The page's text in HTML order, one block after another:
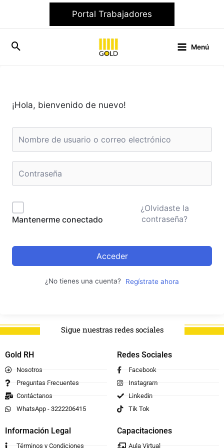
contenido
Portal Trabajadores
Menú
¡Hola, bienvenido de nuevo!
Mantenerme conectado
¿Olvidaste la
contraseña?
Acceder
¿No tienes una cuenta? Regístrate ahora
Sigue nuestras redes sociales
Gold RH
Nosotros
Preguntas Frecuentes
Contáctanos
WhatsApp - 3222206415
Redes Sociales
Facebook
Instagram
Linkedin
Tik Tok
Información Legal
Términos y Condiciones
Capacitaciones
Aula Virtual